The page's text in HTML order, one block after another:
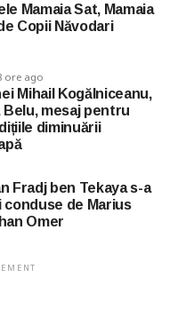
Mamaia Sat, Mamaia
Copii Năvodari
ore ago
Mihail Kogălniceanu,
mesaj pentru
diminuării
Fradj ben Tekaya s-a
de Marius
Omer